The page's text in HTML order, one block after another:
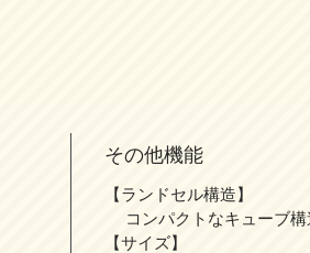
その他機能
【ランドセル構造】
コンパクトなキューブ構
【サイズ】